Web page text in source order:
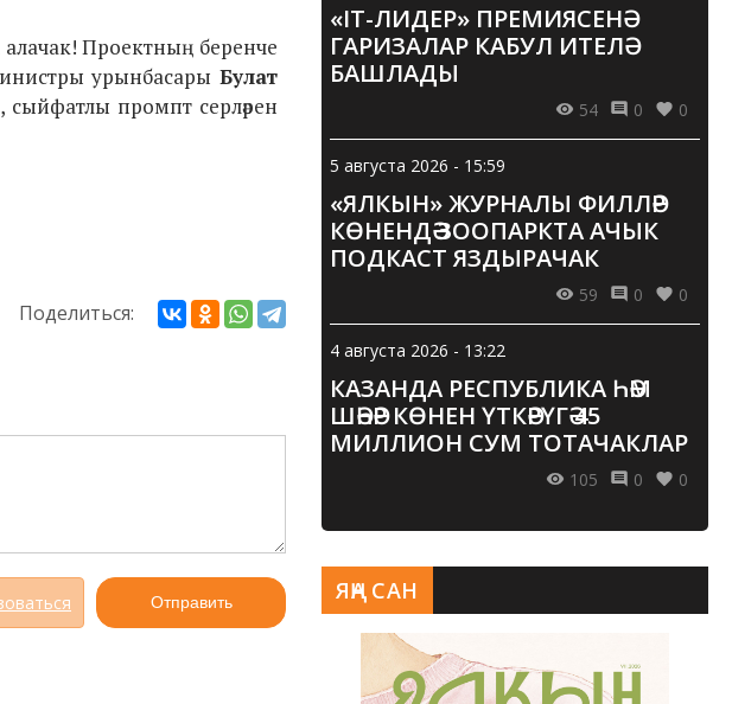
алачак! Проектның беренче
урынбасары Булат
сыйфатлы промпт серләрен
Поделиться:
Отправить
«IT-ЛИДЕР» ПРЕМИЯСЕНӘ
ГАРИЗАЛАР КАБУЛ ИТЕЛӘ
БАШЛАДЫ
54 0 0
5 августа 2026 - 15:59
«ЯЛКЫН» ЖУРНАЛЫ ФИЛЛӘР
КӨНЕНДӘ ЗООПАРКТА АЧЫК
ПОДКАСТ ЯЗДЫРАЧАК
59 0 0
4 августа 2026 - 13:22
КАЗАНДА РЕСПУБЛИКА ҺӘМ
ШӘҺӘР КӨНЕН ҮТКӘРҮГӘ 45
МИЛЛИОН СУМ ТОТАЧАКЛАР
105 0 0
ЯҢА САН